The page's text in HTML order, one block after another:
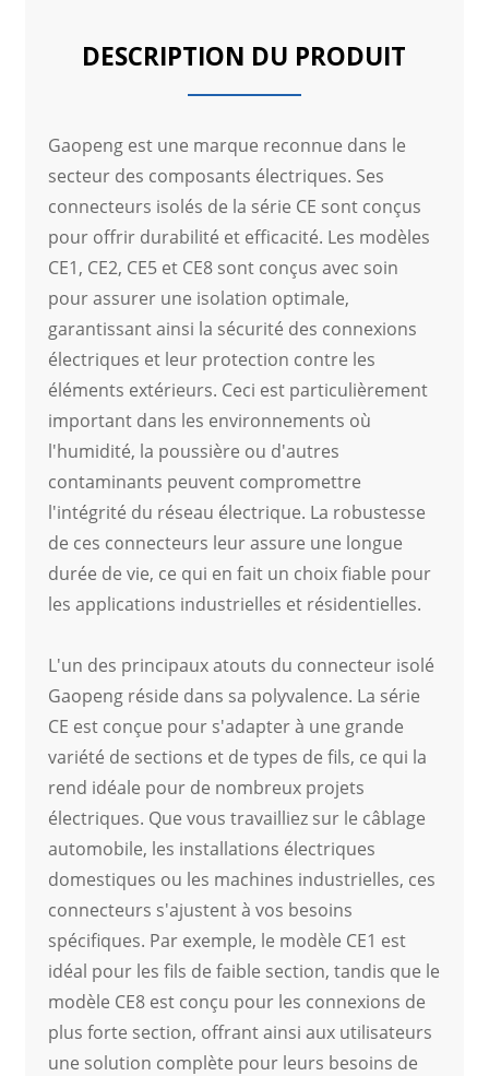
DESCRIPTION DU PRODUIT
Gaopeng est une marque reconnue dans le
secteur des composants électriques. Ses
connecteurs isolés de la série CE sont conçus
pour offrir durabilité et efficacité. Les modèles
CE1, CE2, CE5 et CE8 sont conçus avec soin
pour assurer une isolation optimale,
garantissant ainsi la sécurité des connexions
électriques et leur protection contre les
éléments extérieurs. Ceci est particulièrement
important dans les environnements où
l'humidité, la poussière ou d'autres
contaminants peuvent compromettre
l'intégrité du réseau électrique. La robustesse
de ces connecteurs leur assure une longue
durée de vie, ce qui en fait un choix fiable pour
les applications industrielles et résidentielles.
L'un des principaux atouts du connecteur isolé
Gaopeng réside dans sa polyvalence. La série
CE est conçue pour s'adapter à une grande
variété de sections et de types de fils, ce qui la
rend idéale pour de nombreux projets
électriques. Que vous travailliez sur le câblage
automobile, les installations électriques
domestiques ou les machines industrielles, ces
connecteurs s'ajustent à vos besoins
spécifiques. Par exemple, le modèle CE1 est
idéal pour les fils de faible section, tandis que le
modèle CE8 est conçu pour les connexions de
plus forte section, offrant ainsi aux utilisateurs
une solution complète pour leurs besoins de